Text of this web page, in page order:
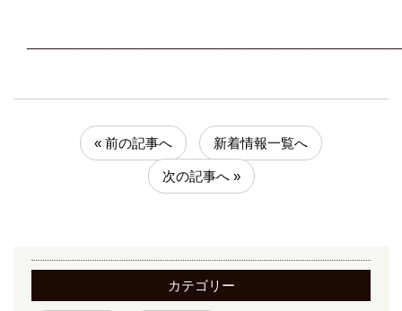
« 前の記事へ 新着情報一覧へ
次の記事へ »
カテゴリー